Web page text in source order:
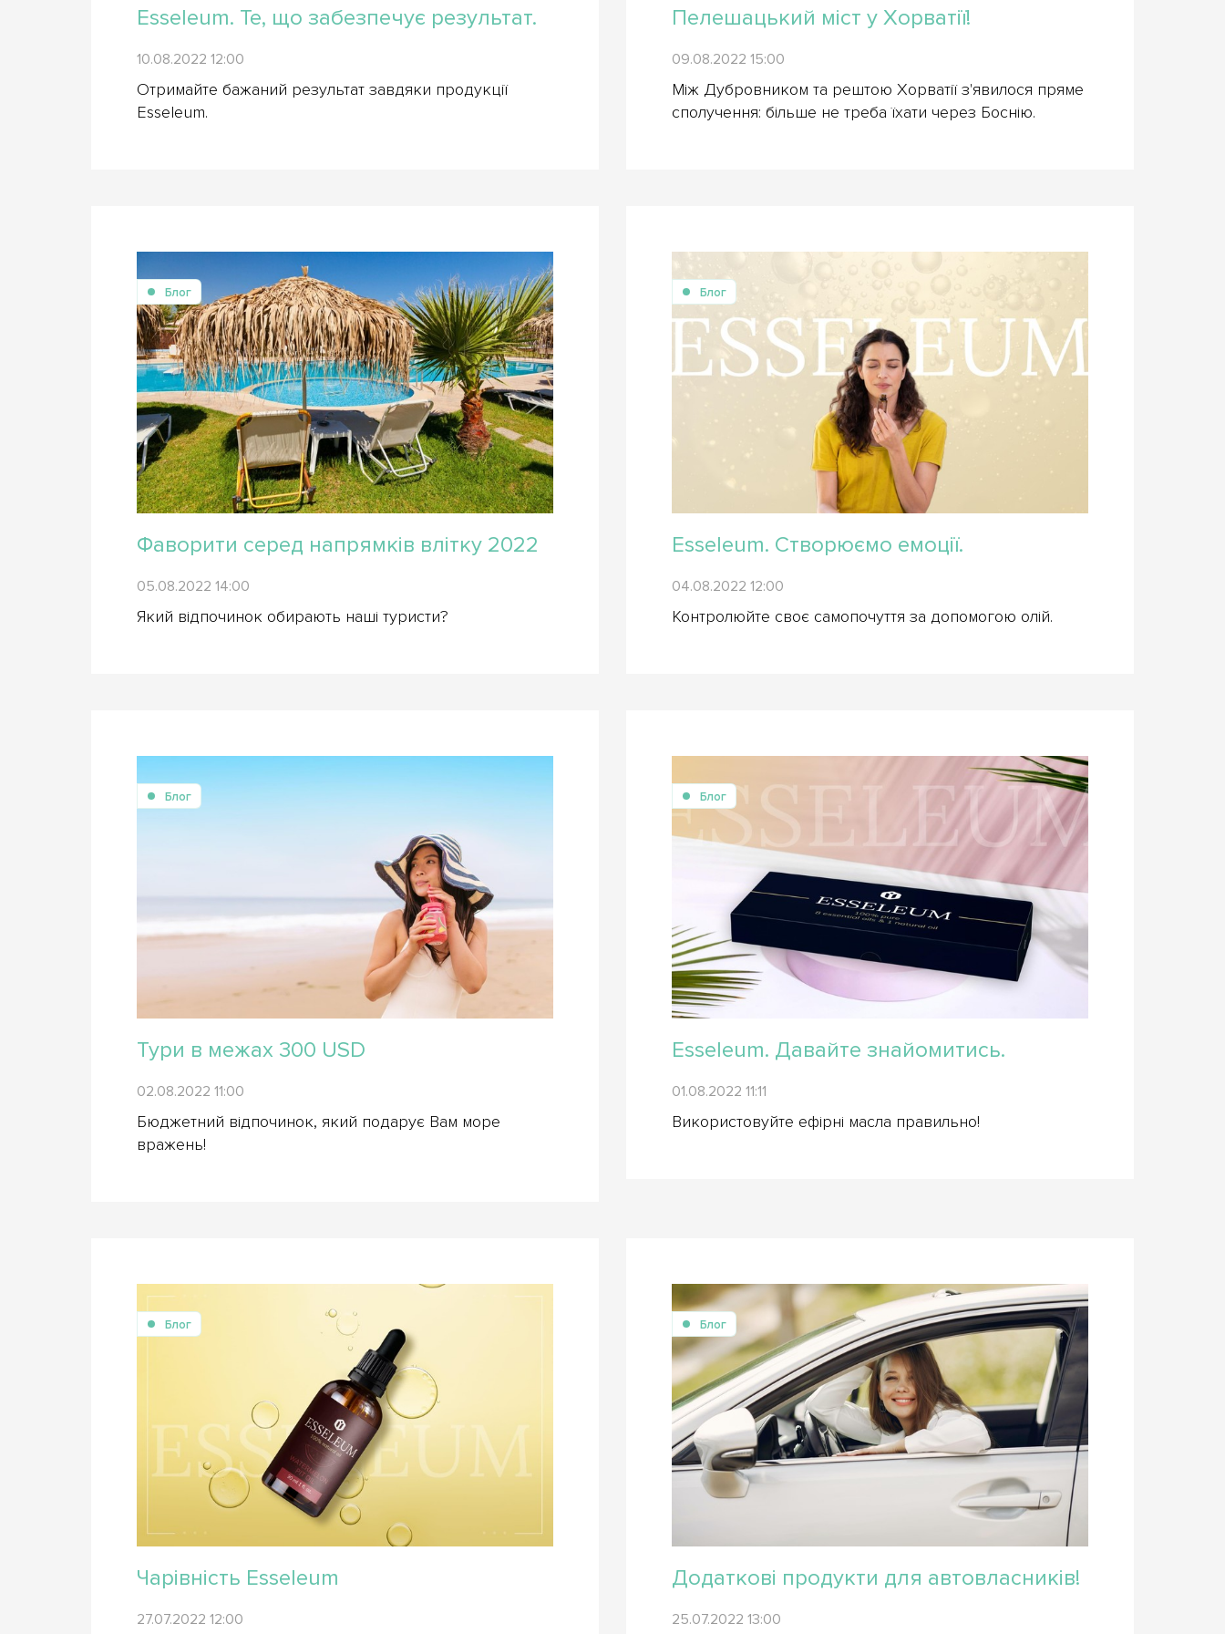
Esseleum. Те, що забезпечує результат.
10.08.2022 12:00
Отримайте бажаний результат завдяки продукції
Esseleum.
Пелешацький міст у Хорватії!
09.08.2022 15:00
Між Дубровником та рештою Хорватії з'явилося пряме
сполучення: більше не треба їхати через Боснію.
Блог
Фаворити серед напрямків влітку 2022
05.08.2022 14:00
Який відпочинок обирають наші туристи?
Блог
Esseleum. Створюємо емоції.
04.08.2022 12:00
Контролюйте своє самопочуття за допомогою олій.
Блог
Тури в межах 300 USD
02.08.2022 11:00
Бюджетний відпочинок, який подарує Вам море
вражень!
Блог
Esseleum. Давайте знайомитись.
01.08.2022 11:11
Використовуйте ефірні масла правильно!
Блог
Чарівність Esseleum
27.07.2022 12:00
Блог
Додаткові продукти для автовласників!
25.07.2022 13:00